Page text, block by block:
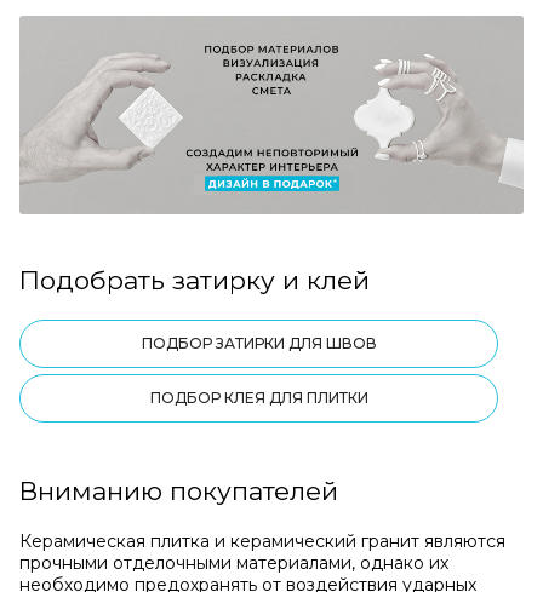
Подобрать затирку и клей
ПОДБОР ЗАТИРКИ ДЛЯ ШВОВ
ПОДБОР КЛЕЯ ДЛЯ ПЛИТКИ
Вниманию покупателей
Керамическая плитка и керамический гранит являются
прочными отделочными материалами, однако их
необходимо предохранять от воздействия ударных